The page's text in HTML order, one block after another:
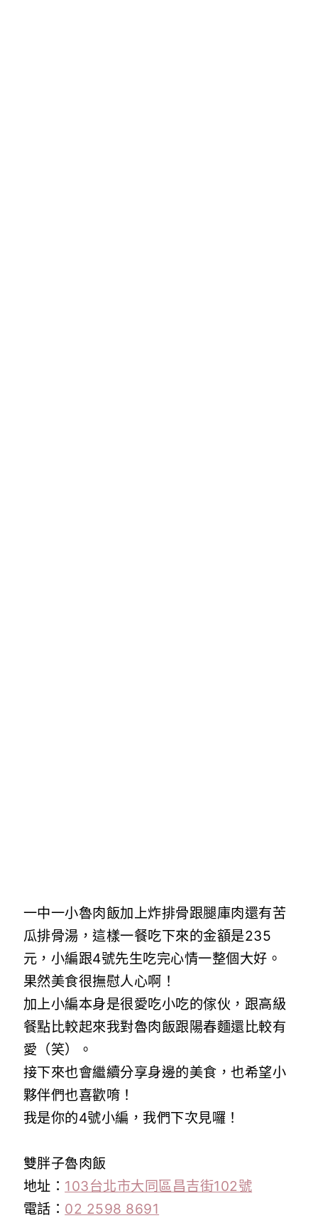
一中一小魯肉飯加上炸排骨跟腿庫肉還有苦
瓜排骨湯，這樣一餐吃下來的金額是235
元，小編跟4號先生吃完心情一整個大好。
果然美食很撫慰人心啊！
加上小編本身是很愛吃小吃的傢伙，跟高級
餐點比較起來我對魯肉飯跟陽春麵還比較有
愛（笑）。
接下來也會繼續分享身邊的美食，也希望小
夥伴們也喜歡唷！
我是你的4號小編，我們下次見囉！
雙胖子魯肉飯
地址： 103台北市大同區昌吉街102號
電話： 02 2598 8691